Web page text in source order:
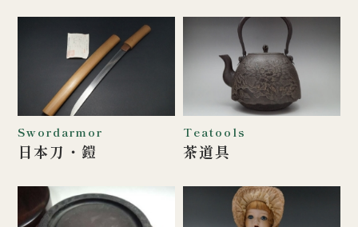
Swordarmor
日本刀・鎧
Teatools
茶道具